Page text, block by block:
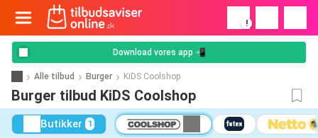
!
Download vores app 📲
Alle tilbud Burger KiDS Coolshop
Burger tilbud KiDS Coolshop
Butikker 1